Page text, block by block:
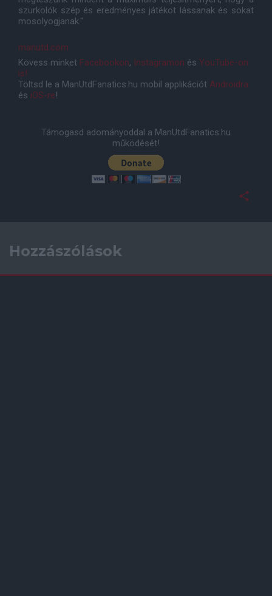
szurkolók szép és eredményes játékot lássanak és sokat
mosolyogjanak."
manutd.com
Kövess minket Facebookon, Instagramon és YouTube-on
is!
Töltsd le a ManUtdFanatics.hu mobil applikációt Androidra
és iOS-re!
Támogasd adományoddal a ManUtdFanatics.hu
működését!
Hozzászólások